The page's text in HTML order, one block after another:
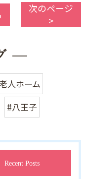
次のページ
>
人ホーム
#八王子
Recent Posts